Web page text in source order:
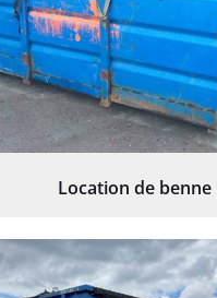
Location de benne